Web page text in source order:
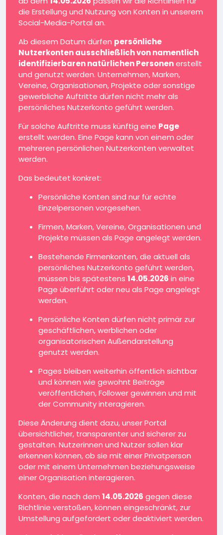
die Erstellung und Nutzung von Konten in unserem
Social-Media-Portal an.
Ab diesem Datum dürfen persönliche
Nutzerkonten ausschließlich von namentlich
identifizierbaren natürlichen Personenerstellt
und genutzt werden. Unternehmen, Marken,
Vereine, Organisationen, Projekte oder sonstige
gewerbliche Auftritte dürfen nicht mehr als
persönliches Nutzerkonto geführt werden.
Für solche Auftritte muss künftig eine Page
erstellt werden. Eine Page kann von einem oder
mehreren persönlichen Nutzerkonten verwaltet
werden.
Das bedeutet konkret:
Persönliche Konten sind nur für echte
Einzelpersonen vorgesehen.
Firmen, Marken, Vereine, Organisationen und
Projekte müssen als Page angelegt werden.
Bestehende Firmenkonten, die aktuell als
persönliches Nutzerkonto geführt werden,
müssen bis spätestens 14.05.2026 in eine
Page überführt oder neu als Page angelegt
werden.
Persönliche Konten dürfen nicht primär zur
geschäftlichen, werblichen oder
organisatorischen Außendarstellung
genutzt werden.
Pages bleiben weiterhin öffentlich sichtbar
und können wie gewohnt Beiträge
veröffentlichen, Follower gewinnen und mit
der Community interagieren.
Diese Änderung dient dazu, unser Portal
übersichtlicher, transparenter und sicherer zu
gestalten. Nutzerinnen und Nutzer sollen klar
erkennen können, ob sie mit einer Privatperson
oder mit einem Unternehmen beziehungsweise
einer Organisation interagieren.
Konten, die nach dem 14.05.2026 gegen diese
Richtlinie verstoßen, können eingeschränkt, zur
Umstellung aufgefordert oder deaktiviert werden.